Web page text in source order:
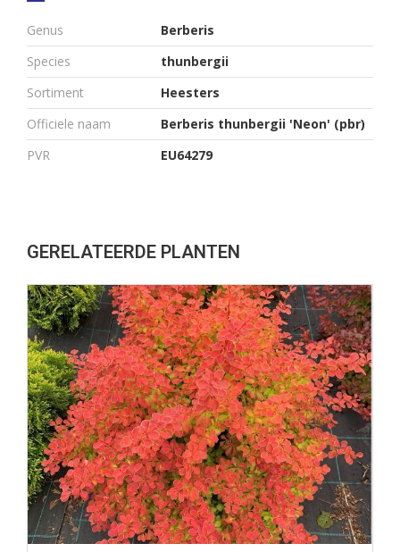
Genus
Berberis
Species
thunbergii
Sortiment
Heesters
Officiele naam
Berberis thunbergii 'Neon' (pbr)
PVR
EU64279
GERELATEERDE PLANTEN